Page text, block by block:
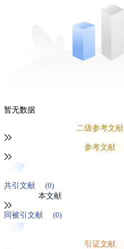
暂无数据
二级参考文献
参考文献
共引文献
(0)
本文献
同被引文献 (0)
引证文献